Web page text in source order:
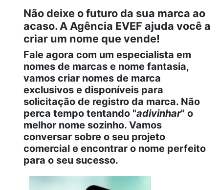
Não deixe o futuro da sua marca ao
acaso. A Agência EVEF ajuda você a
criar um nome que vende!
Fale agora com um especialista em
nomes de marcas e nome fantasia,
vamos criar nomes de marca
exclusivos e disponíveis para
solicitação de registro da marca. Não
perca tempo tentando "adivinhar" o
melhor nome sozinho. Vamos
conversar sobre o seu projeto
comercial e encontrar o nome perfeito
para o seu sucesso.